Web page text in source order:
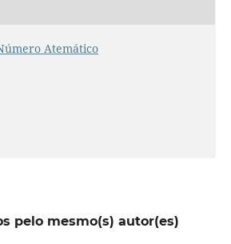
Atemático
pelo mesmo(s) autor(es)